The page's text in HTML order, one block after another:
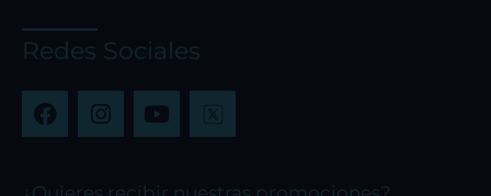
Redes Sociales
F
a
I
n
Y
o